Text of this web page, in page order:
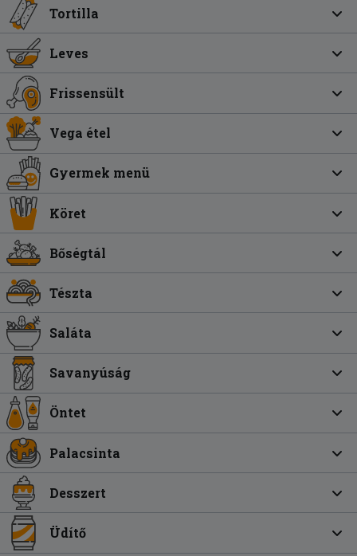
Tortilla
Leves
Frissensült
Vega étel
Gyermek menü
Köret
Bőségtál
Tészta
Saláta
Savanyúság
Öntet
Palacsinta
Desszert
Üdítő